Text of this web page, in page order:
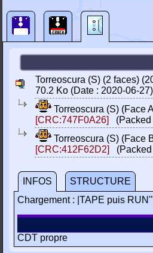
Torreoscura (S) (2 faces)
70.2 Ko (Date : 2020-06-27)
Torreoscura (S) (Face
[CRC:747F0A26]
(Packed
Torreoscura (S) (Face
[CRC:412F62D2]
(Packed
INFOS
STRUCTURE
Chargement : |TAPE puis
CDT propre